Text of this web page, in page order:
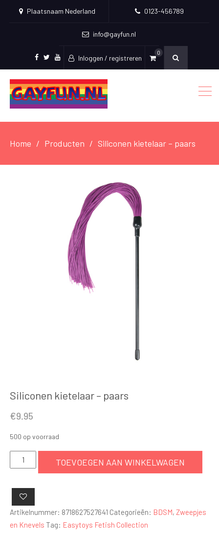
Plaatsnaam Nederland 0123-456789
info@gayfun.nl
Facebook
TwitterYoutube
Inloggen / registreren
0
Home Producten Siliconen kietelaar – paars
Siliconen kietelaar – paars
€9.95
500 op voorraad
Siliconen
kietelaar
paars
aantal
TOEVOEGEN AAN WINKELWAGEN
Artikelnummer: 8718627527641 Categorieën: BDSM, Zweepjes
en Knevels Tag: Easytoys Fetish Collection